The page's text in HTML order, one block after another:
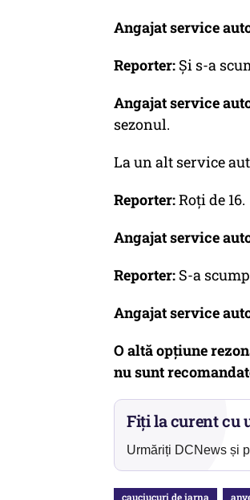
Angajat service
Reporter: Şi s-a
Angajat service
sezonul.
La un alt service
Reporter:Roţi de 16.
Angajat service
Reporter: S-a
Angajat service
O altă opţiune
nu sunt
Fiți la curent cu
Urmăriți DCNews și
cauciucuri de iarna